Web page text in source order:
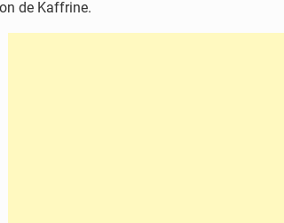
de Kaffrine.